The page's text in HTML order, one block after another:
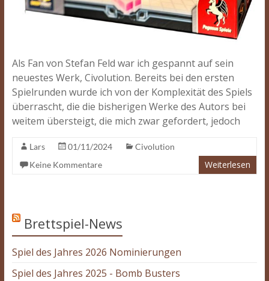
Als Fan von Stefan Feld war ich gespannt auf sein
neuestes Werk, Civolution. Bereits bei den ersten
Spielrunden wurde ich von der Komplexität des Spiels
überrascht, die die bisherigen Werke des Autors bei
weitem übersteigt, die mich zwar gefordert, jedoch
Lars 01/11/2024
Civolution
Keine Kommentare
Weiterlesen
Brettspiel-News
Spiel des Jahres 2026 Nominierungen
Spiel des Jahres 2025 - Bomb Busters